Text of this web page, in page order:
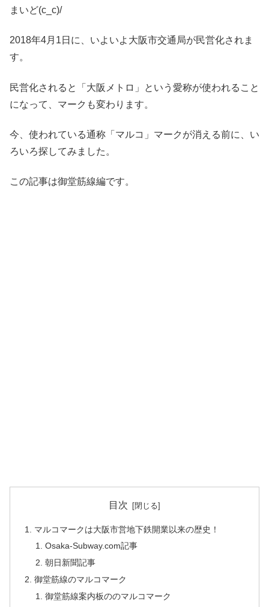
まいど(c_c)/
2018年4月1日に、いよいよ大阪市交通局が民営化されま
す。
民営化されると「大阪メトロ」という愛称が使われること
になって、マークも変わります。
今、使われている通称「マルコ」マークが消える前に、い
ろいろ探してみました。
この記事は御堂筋線編です。
目次
マルコマークは大阪市営地下鉄開業以来の歴史！
Osaka-Subway.com記事
朝日新聞記事
御堂筋線のマルコマーク
御堂筋線案内板ののマルコマーク